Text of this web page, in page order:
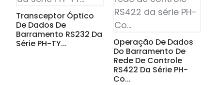
Transceptor Óptico
De Dados De
Barramento RS232 Da
Série PH-TY...
Operação De Dados
Do Barramento De
Rede De Controle
RS422 Da Série PH-
Co...